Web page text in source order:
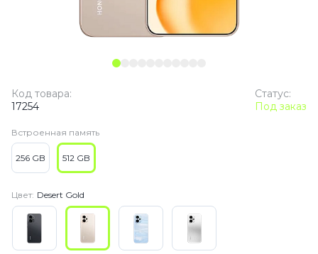
Статус:
Под заказ
Код товара:
17254
Встроенная память
256 GB 512 GB
Цвет: Desert Gold